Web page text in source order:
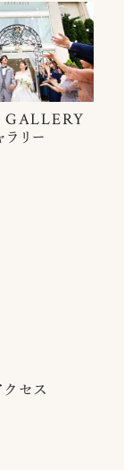
GALLERY
ラリー
クセス